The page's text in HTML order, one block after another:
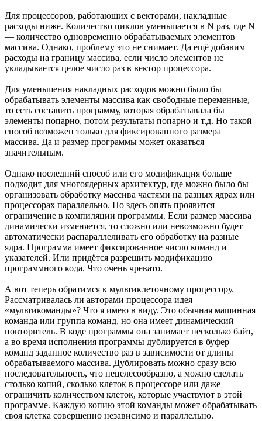
Для процессоров, работающих с векторами, накладные
расходы ниже. Количество циклов уменьшается в N раз, где N
— количество одновременно обрабатываемых элементов
массива. Однако, проблему это не снимает. Да ещё добавим
расходы на границу массива, если число элементов не
укладывается целое число раз в вектор процессора.
Для уменьшения накладных расходов можно было бы
обрабатывать элементы массива как свободные переменные,
то есть составить программу, которая обрабатывала бы
элементы попарно, потом результаты попарно и т.д. Но такой
способ возможен только для фиксированного размера
массива. Да и размер программы может оказаться
значительным.
Однако последний способ или его модификация больше
подходит для многоядерных архитектур, где можно было бы
организовать обработку массива частями на разных ядрах или
процессорах параллельно. Но здесь опять проявится
ограничение в компиляции программы. Если размер массива
динамически изменяется, то сложно или невозможно будет
автоматически распараллеливать его обработку на разные
ядра. Программа имеет фиксированное число команд и
указателей. Или придётся разрешить модификацию
программного кода. Что очень чревато.
А вот теперь обратимся к мультиклеточному процессору.
Рассматривалась ли авторами процессора идея
«мультикоманды»? Что я имею в виду. Это обычная машинная
команда или группа команд, но она имеет динамический
повторитель. В коде программы она занимает несколько байт,
а во время исполнения программы дублируется в буфер
команд заданное количество раз в зависимости от длины
обрабатываемого массива. Дублировать можно сразу всю
последовательность, что нецелесообразно, а можно сделать
столько копий, сколько клеток в процессоре или даже
ограничить количеством клеток, которые участвуют в этой
программе. Каждую копию этой команды может обрабатывать
своя клетка совершенно независимо и параллельно.